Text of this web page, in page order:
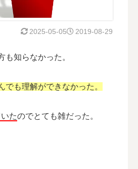
2019-08-29
2025-05-05
知らなかった。
でも理解ができなかった。
たのでとても雑だった。